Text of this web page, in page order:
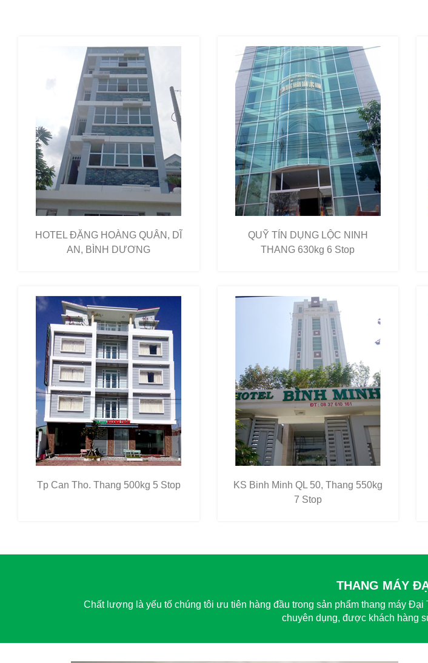
HOTEL ĐẶNG HOÀNG QUÂN, DĨ
AN, BÌNH DƯƠNG
QUỸ TÍN DỤNG LỘC NINH
THANG 630kg 6 Stop
Tp Can Tho. Thang 500kg 5 Stop
KS Binh Minh QL 50, Thang 550kg
7 Stop
THANG MÁY
Chất lượng là yếu tố chúng tôi ưu tiên hàng đầu trong sản phẩm thang máy
chuyên dụng, được khách hàng